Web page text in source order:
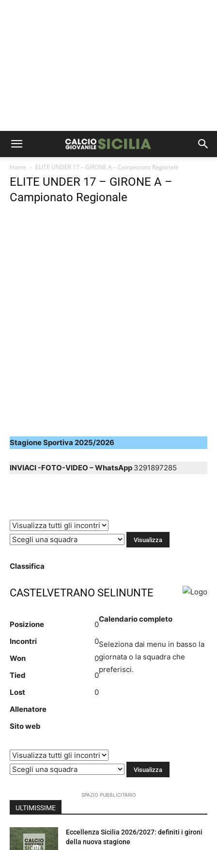
Home ELITE UNDER 17 – GIRONE A – Campionato Regionale
ELITE UNDER 17 – GIRONE A –
Campionato Regionale
Stagione Sportiva 2025/2026
INVIACI -FOTO-VIDEO – WhatsApp 3291897285
Classifica
CASTELVETRANO SELINUNTE
Posizione
0
Incontri
0
Won
0
Tied
0
Lost
0
Allenatore
Sito web
Calendario completo
Seleziona dai menu in basso la
giornata o la squadra che
preferisci.
SPAZIO PUBBLICITARIO
ULTIMISSIME
Eccellenza Sicilia 2026/2027: definiti i gironi
della nuova stagione